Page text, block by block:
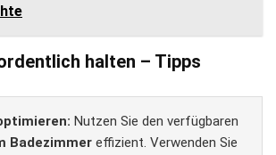
halten – Tipps
Nutzen Sie den verfügbaren
Badezimmer effizient. Verwenden Sie